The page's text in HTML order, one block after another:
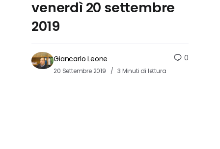
venerdì 20 settembre
2019
Giancarlo Leone
20 Settembre 2019 3 Minuti di lettura
0